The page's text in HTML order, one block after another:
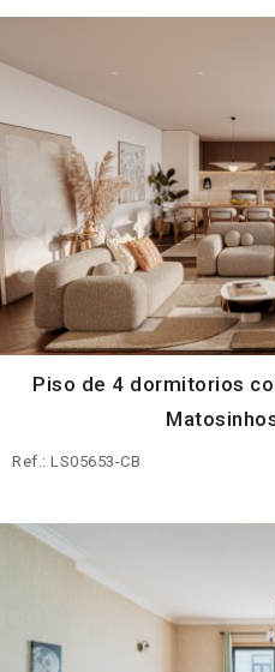
Piso de 4 dormitorios
Ref.: LS05653-CB